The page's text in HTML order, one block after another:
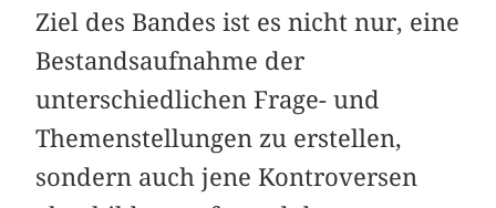
Ziel des Bandes ist es nicht nur, eine
Bestandsaufnahme der
unterschiedlichen Frage- und
Themenstellungen zu erstellen,
sondern auch jene Kontroversen